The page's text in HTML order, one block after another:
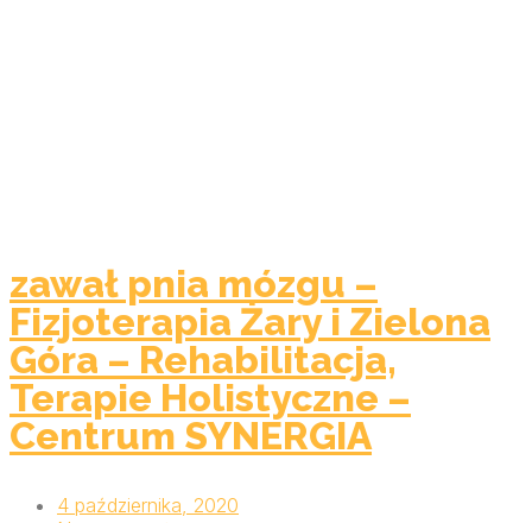
zawał pnia mózgu –
Fizjoterapia Żary i Zielona
Góra – Rehabilitacja,
Terapie Holistyczne –
Centrum SYNERGIA
4 października, 2020